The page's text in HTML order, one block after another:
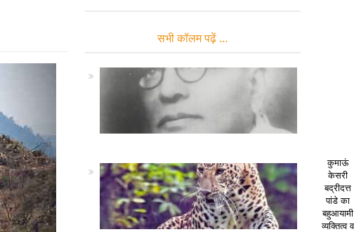
सभी कॉलम पढ़ें …
कुमाऊं
केसरी
बद्रीदत्त
पांडे का
बहुआयामी
व्यक्तित्व व